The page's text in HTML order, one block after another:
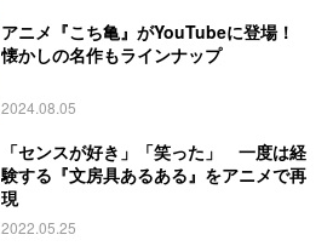
アニメ『こち亀』がYouTubeに登場！
懐かしの名作もラインナップ
2024.08.05
「センスが好き」「笑った」 一度は経
験する『文房具あるある』をアニメで再
現
2022.05.25